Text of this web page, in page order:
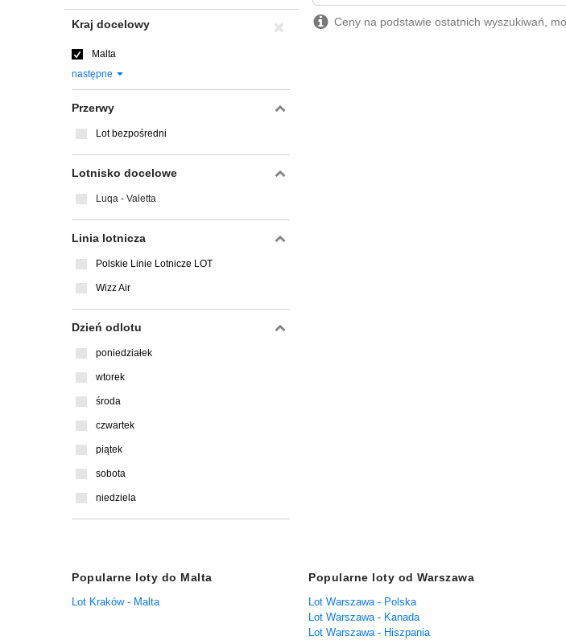
Ceny na podstawie ostatnich wyszukiwań,
Kraj docelowy
Malta
następne
Przerwy
Lot bezpośredni
Lotnisko docelowe
Luqa - Valetta
Linia lotnicza
Polskie Linie Lotnicze LOT
Wizz Air
Dzień odlotu
poniedziałek
wtorek
środa
czwartek
piątek
sobota
niedziela
Popularne loty do Malta
Lot Kraków - Malta
Popularne loty od Warszawa
Lot Warszawa - Polska
Lot Warszawa - Kanada
Lot Warszawa - Hiszpania